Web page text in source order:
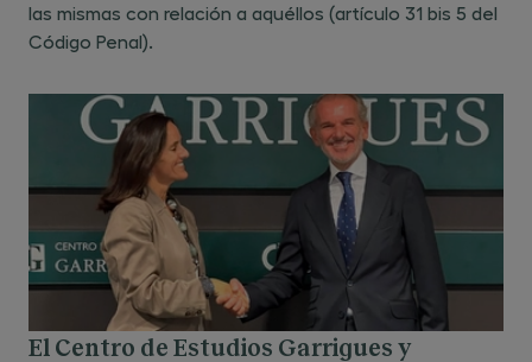
las mismas con relación a aquéllos (artículo 31 bis 5 del
Código Penal).
El Centro de Estudios Garrigues y